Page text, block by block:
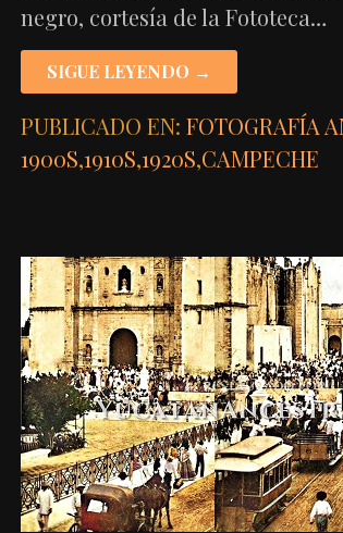
negro, cortesía de la Fototeca…
SIGUE LEYENDO →
PUBLICADO EN: FOTOGRAFÍA
1900S,1910S,1920S,CAMPECHE